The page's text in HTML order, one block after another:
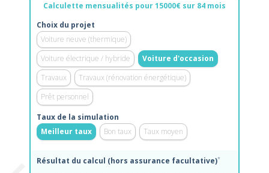
Calculette mensualités pour 15000€ sur 84 mois
Choix du projet
Voiture neuve (thermique)
Voiture électrique / hybride
Voiture d'occasion
Travaux
Travaux (rénovation énergétique)
Prêt personnel
Taux de la simulation
Meilleur taux
Bon taux Taux moyen
Résultat du calcul (hors assurance facultative)*